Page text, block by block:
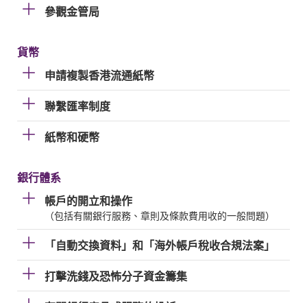
參觀金管局
貨幣
申請複製香港流通紙幣
聯繫匯率制度
紙幣和硬幣
銀行體系
帳戶的開立和操作
（包括有關銀行服務、章則及條款費用收的一般問題）
「自動交換資料」和「海外帳戶稅收合規法案」
打擊洗錢及恐怖分子資金籌集